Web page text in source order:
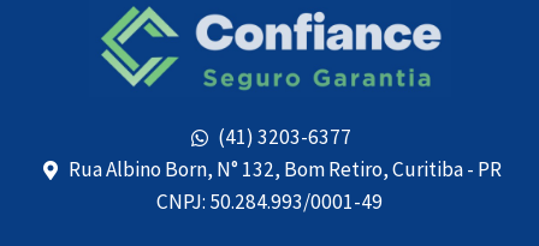
(41) 3203-6377
Rua Albino Born, N° 132, Bom Retiro, Curitiba - PR
CNPJ: 50.284.993/0001-49